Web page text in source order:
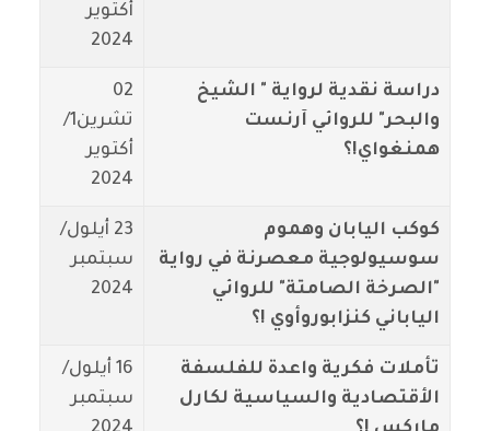
أكتوير
2024
دراسة نقدية لرواية " الشيخ
والبحر" للروائي آرنست
همنغواي!؟
02
تشرين1/
أكتوير
2024
كوكب اليابان وهموم
سوسيولوجية معصرنة في رواية
"الصرخة الصامتة" للروائي
الياباني كنزابوروأوي !؟
23 أيلول/
سبتمبر
2024
تأملات فكرية واعدة للفلسفة
الأقتصادية والسياسية لكارل
16 أيلول/
سبتمبر